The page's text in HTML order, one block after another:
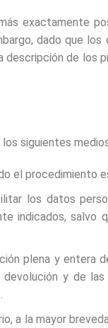
exactamente
dado que
de los
siguientes
el procedimiento
los datos
indicados, salvo
plena y entera
y de
a la mayor